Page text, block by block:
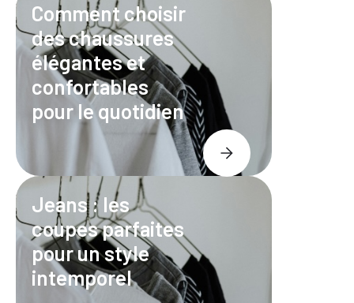
Comment choisir
des chaussures
élégantes et
confortables
pour le quotidien
Jeans : les
coupes parfaites
pour un style
intemporel